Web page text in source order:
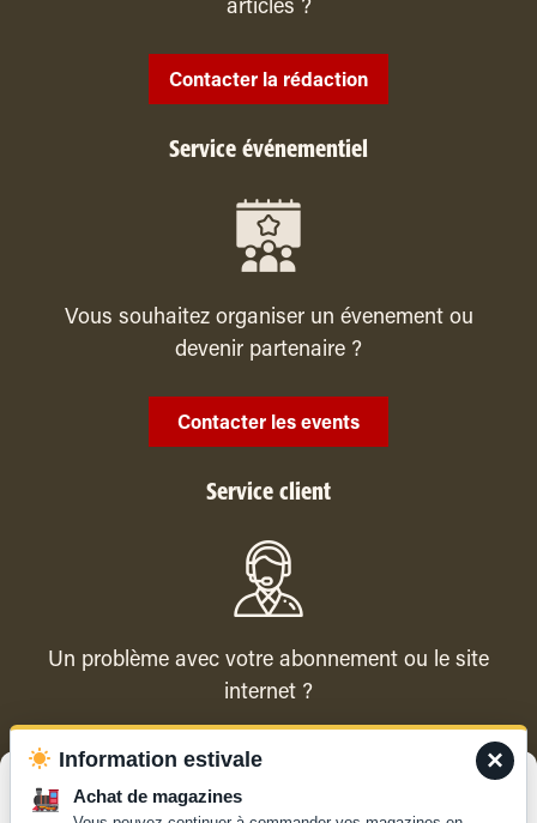
articles ?
Contacter la rédaction
Service événementiel
Vous souhaitez organiser un évenement ou
devenir partenaire ?
Contacter les events
Service client
Un problème avec votre abonnement ou le site
internet ?
Contacter le service client ×
Information estivale
Achat de magazines